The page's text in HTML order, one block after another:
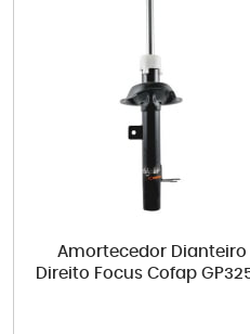
Amortecedor Dianteiro
Direito Focus Cofap